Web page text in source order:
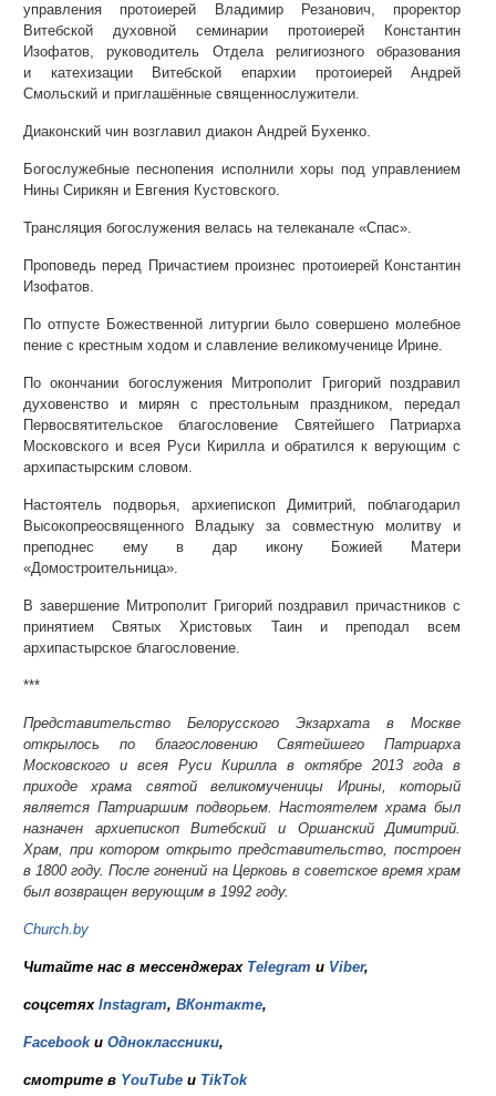
управления протоиерей Владимир Резанович, проректор
Витебской духовной семинарии протоиерей Константин
Изофатов, руководитель Отдела религиозного образования
и катехизации Витебской епархии протоиерей Андрей
Смольский и приглашённые священнослужители.
Диаконский чин возглавил диакон Андрей Бухенко.
Богослужебные песнопения исполнили хоры под управлением
Нины Сирикян и Евгения Кустовского.
Трансляция богослужения велась на телеканале «Спас».
Проповедь перед Причастием произнес протоиерей Константин
Изофатов.
По отпусте Божественной литургии было совершено молебное
пение с крестным ходом и славление великомученице Ирине.
По окончании богослужения Митрополит Григорий поздравил
духовенство и мирян с престольным праздником, передал
Первосвятительское благословение Святейшего Патриарха
Московского и всея Руси Кирилла и обратился к верующим с
архипастырским словом.
Настоятель подворья, архиепископ Димитрий, поблагодарил
Высокопреосвященного Владыку за совместную молитву и
преподнес ему в дар икону Божией Матери
«Домостроительница».
В завершение Митрополит Григорий поздравил причастников с
принятием Святых Христовых Таин и преподал всем
архипастырское благословение.
***
Представительство Белорусского Экзархата в Москве
открылось по благословению Святейшего Патриарха
Московского и всея Руси Кирилла в октябре 2013 года в
приходе храма святой великомученицы Ирины, который
является Патриаршим подворьем. Настоятелем храма был
назначен архиепископ Витебский и Оршанский Димитрий.
Храм, при котором открыто представительство, построен
в 1800 году. После гонений на Церковь в советское время храм
был возвращен верующим в 1992 году.
Church.by
Читайте нас в мессенджерах Telegram и Viber,
соцсетях Instagram, ВКонтакте,
Facebookи Одноклассники,
смотрите в YouTube и TikTok